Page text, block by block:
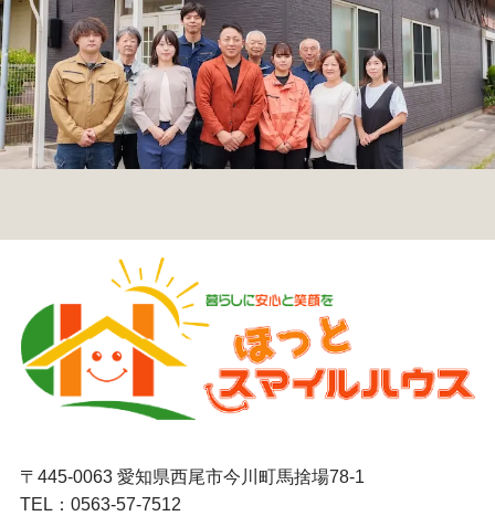
〒445-0063 愛知県西尾市今川町馬捨場78-1
TEL： 0563-57-7512